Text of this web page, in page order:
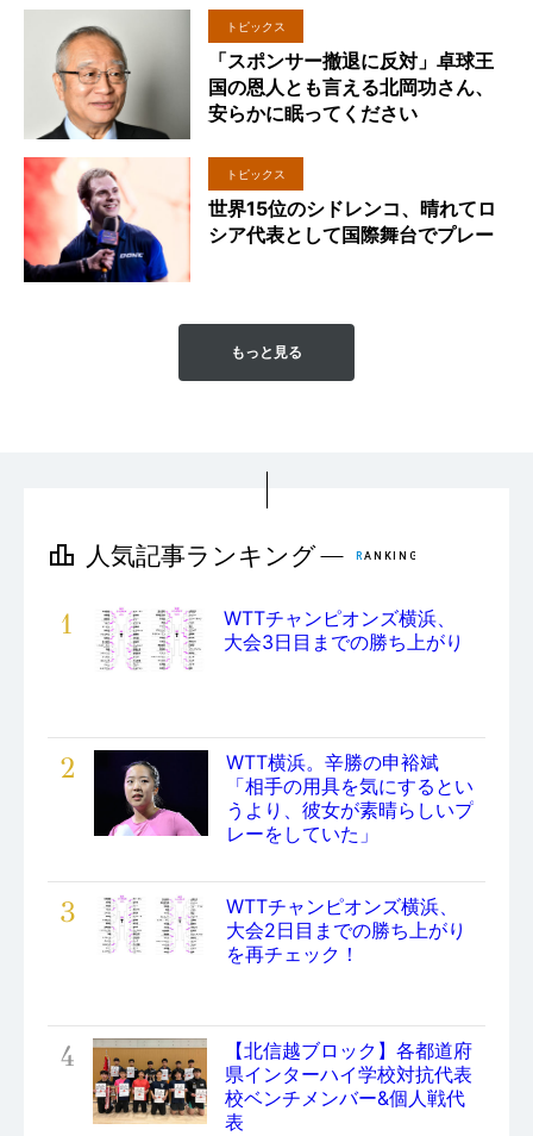
トピックス
「スポンサー撤退に反対」卓球王
国の恩人とも言える北岡功さん、
安らかに眠ってください
トピックス
世界15位のシドレンコ、晴れてロ
シア代表として国際舞台でプレー
もっと見る
1
WTTチャンピオンズ横浜、
大会3日目までの勝ち上がり
2
WTT横浜。辛勝の申裕斌
「相手の用具を気にするとい
うより、彼女が素晴らしいプ
レーをしていた」
3
WTTチャンピオンズ横浜、
大会2日目までの勝ち上がり
を再チェック！
4
【北信越ブロック】各都道府
県インターハイ学校対抗代表
校ベンチメンバー&個人戦代
表